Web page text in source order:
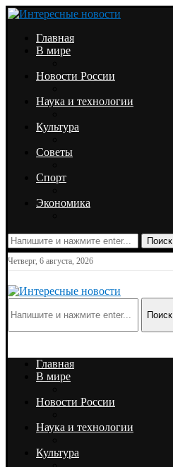
Главная
В мире
Новости России
Наука и технологии
Культура
Советы
Спорт
Экономика
Поиск
Четверг, 6 августа, 2026
Поиск
Главная
В мире
Новости России
Наука и технологии
Культура